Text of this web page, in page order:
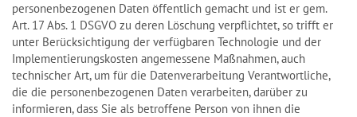
personenbezogenen Daten öffentlich gemacht und ist er gem.
Art. 17 Abs. 1 DSGVO zu deren Löschung verpflichtet, so trifft er
unter Berücksichtigung der verfügbaren Technologie und der
Implementierungskosten angemessene Maßnahmen, auch
technischer Art, um für die Datenverarbeitung Verantwortliche,
die die personenbezogenen Daten verarbeiten, darüber zu
informieren, dass Sie als betroffene Person von ihnen die